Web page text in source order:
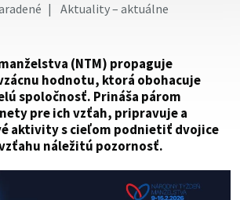
Aktuality – aktuálne
(NTM) propaguje
hodnotu, ktorá obohacuje
spoločnosť. Prináša párom
pre ich vzťah, pripravuje a
aktivity s cieľom podnietiť dvojice
náležitú pozornosť.